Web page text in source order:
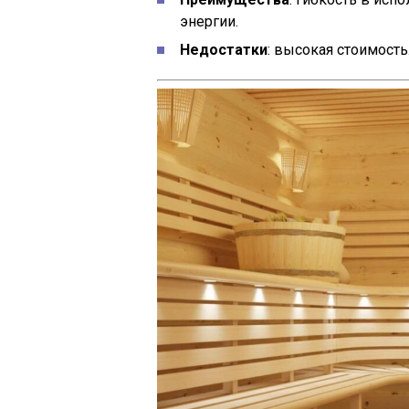
энергии.
Недостатки: высокая